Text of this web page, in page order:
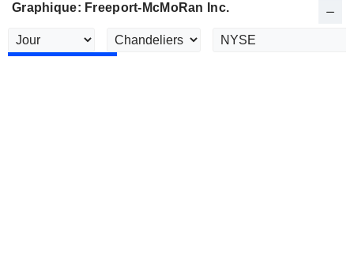
Graphique: Freeport-McMoRan Inc.